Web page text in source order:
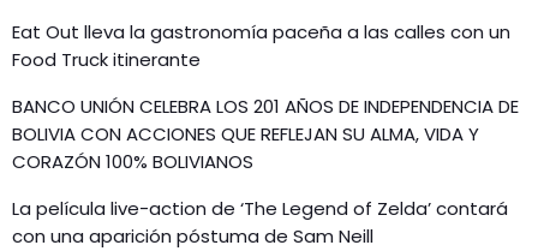
Eat Out lleva la gastronomía paceña a las calles con un
Food Truck itinerante
BANCO UNIÓN CELEBRA LOS 201 AÑOS DE INDEPENDENCIA DE
BOLIVIA CON ACCIONES QUE REFLEJAN SU ALMA, VIDA Y
CORAZÓN 100% BOLIVIANOS
La película live-action de ‘The Legend of Zelda’ contará
con una aparición póstuma de Sam Neill